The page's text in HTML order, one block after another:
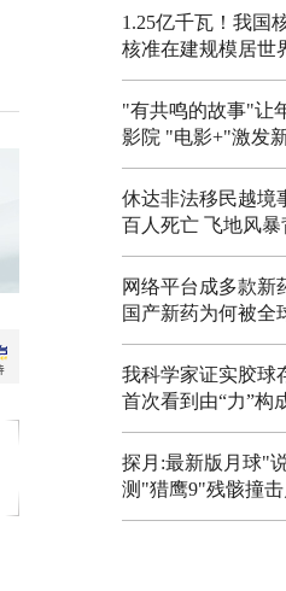
1.25亿千瓦！我国
核准在建规模居世
"有共鸣的故事"让
影院 "电影+"激发
休达非法移民越境
百人死亡 飞地风暴
网络平台成多款新
国产新药为何被全
我科学家证实胶球
首次看到由“力”构
探月:最新版月球"
测"猎鹰9"残骸撞